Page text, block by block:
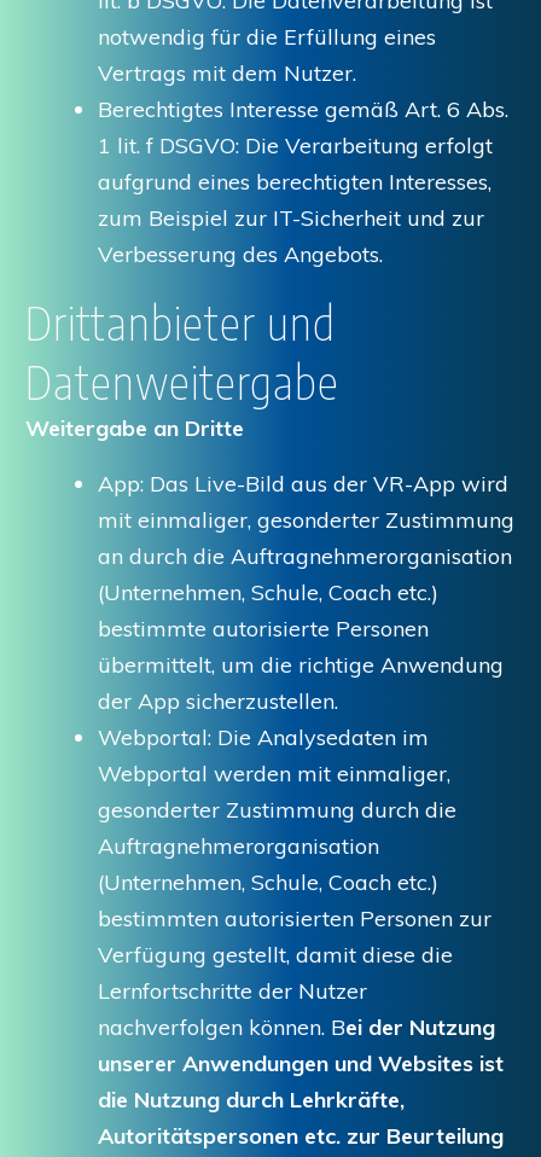
notwendig für die Erfüllung eines
Vertrags mit dem Nutzer.
Berechtigtes Interesse gemäß Art. 6 Abs.
1 lit. f DSGVO: Die Verarbeitung erfolgt
aufgrund eines berechtigten Interesses,
zum Beispiel zur IT-Sicherheit und zur
Verbesserung des Angebots.
Drittanbieter und
Datenweitergabe
Weitergabe an Dritte
App: Das Live-Bild aus der VR-App wird
mit einmaliger, gesonderter Zustimmung
an durch die Auftragnehmerorganisation
(Unternehmen, Schule, Coach etc.)
bestimmte autorisierte Personen
übermittelt, um die richtige Anwendung
der App sicherzustellen.
Webportal: Die Analysedaten im
Webportal werden mit einmaliger,
gesonderter Zustimmung durch die
Auftragnehmerorganisation
(Unternehmen, Schule, Coach etc.)
bestimmten autorisierten Personen zur
Verfügung gestellt, damit diese die
Lernfortschritte der Nutzer
nachverfolgen können. Bei der Nutzung
unserer Anwendungen und Websites ist
die Nutzung durch Lehrkräfte,
Autoritätspersonen etc. zur Beurteilung